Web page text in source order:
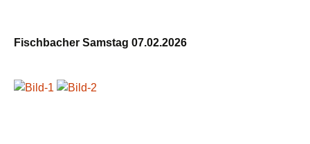
Fischbacher Samstag 07.02.2026